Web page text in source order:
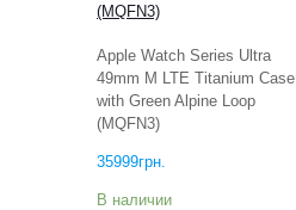
(MQFN3)
Apple Watch Series Ultra
49mm M LTE Titanium Case
with Green Alpine Loop
(MQFN3)
35999грн.
В наличии